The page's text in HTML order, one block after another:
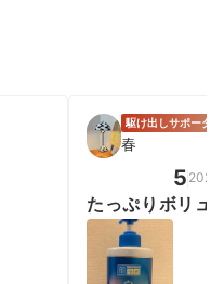
駆け出しサポーター
春
5
たっぷりボリュ